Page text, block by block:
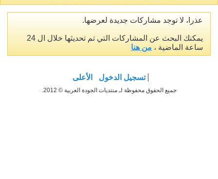
عذرا، لا توجد مشاركات جديدة لعرضها.
يمكنك البحث عن المشاركات التي تم تحديثها خلال ال 24
ساعة الماضية ، من هنا
تسجيل الدخول الأعلى
جميع الحقوق محفوظة لـ منتديات الجودة العربية © 2012.